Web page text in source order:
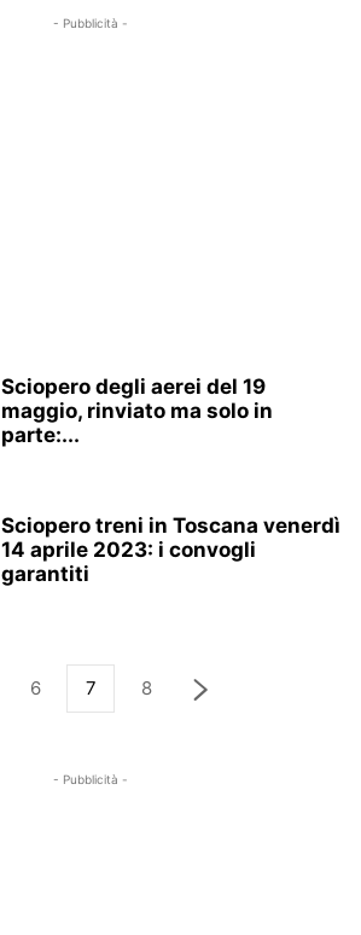
- Pubblicità -
Sciopero degli aerei del 19
maggio, rinviato ma solo in
parte:...
Sciopero treni in Toscana venerdì
14 aprile 2023: i convogli
garantiti
6 7 8
- Pubblicità -